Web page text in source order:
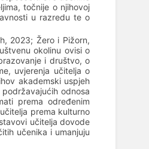
točnije o njihovoj
u razredu te o
2023; Žero i Pižorn,
okolinu ovisi o
i društvo, o
uvjerenja učitelja o
akademski uspjeh
odnosa
prema određenim
prema kulturno
učitelja dovode
učenika i umanjuju